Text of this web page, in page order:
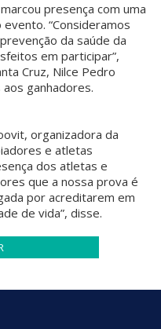
presença com uma
“Consideramos
da saúde da
em participar”,
Cruz, Nilce Pedro
ganhadores.
organizadora da
e atletas
dos atletas e
que a nossa prova é
por acreditarem em
de vida”, disse.